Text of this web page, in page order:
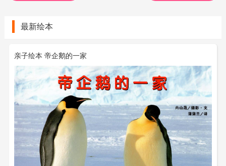
最新绘本
亲子绘本 帝企鹅的一家